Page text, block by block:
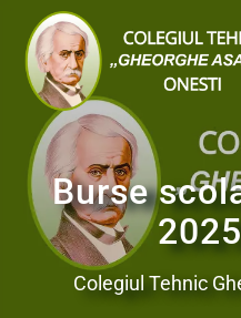
Burse
Colegiul Tehnic